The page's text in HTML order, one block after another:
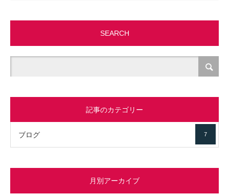
SEARCH
記事のカテゴリー
ブログ 7
月別アーカイブ